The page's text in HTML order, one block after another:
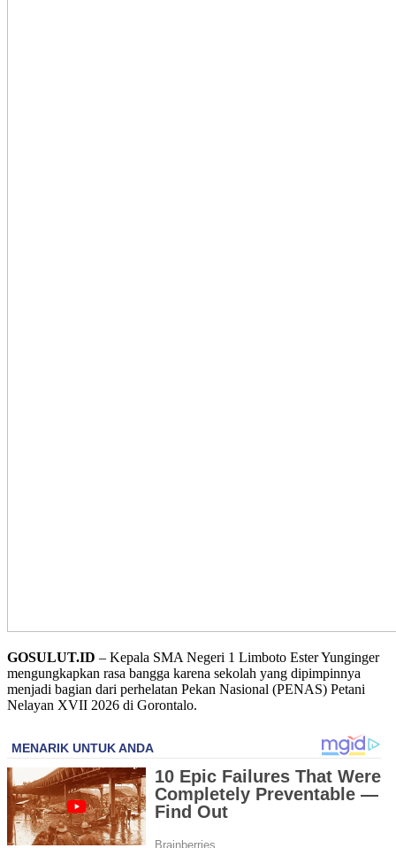
GOSULUT.ID – Kepala SMA Negeri 1 Limboto Ester Yunginger
mengungkapkan rasa bangga karena sekolah yang dipimpinnya
menjadi bagian dari perhelatan Pekan Nasional (PENAS) Petani
Nelayan XVII 2026 di Gorontalo.